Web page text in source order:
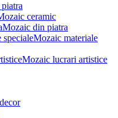
ceramic
Mozaic din piatra
Mozaic materiale
Mozaic lucrari artistice